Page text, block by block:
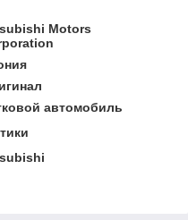
Motors
автомобиль